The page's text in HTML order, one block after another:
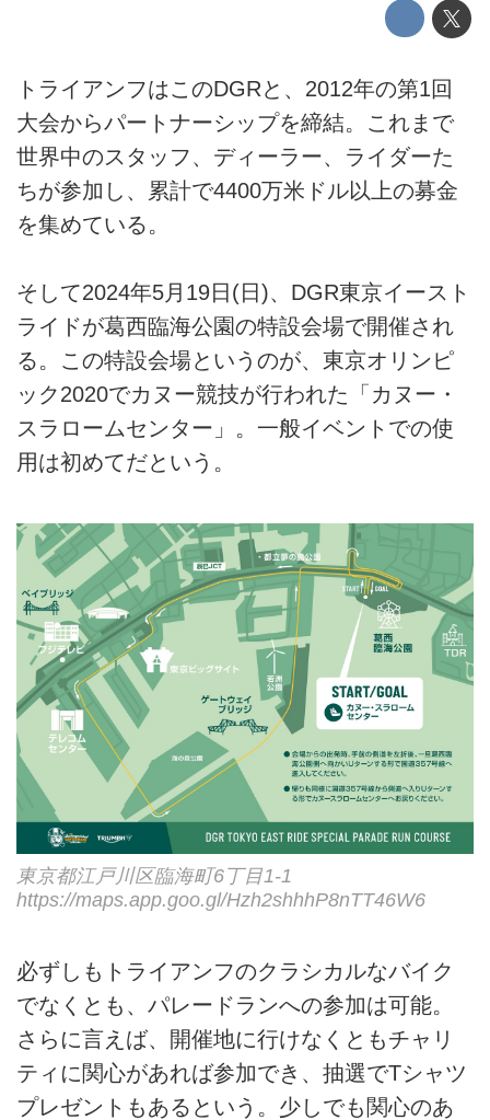
トライアンフはこのDGRと、2012年の第1回
大会からパートナーシップを締結。これまで
世界中のスタッフ、ディーラー、ライダーた
ちが参加し、累計で4400万米ドル以上の募金
を集めている。
そして2024年5月19日(日)、DGR東京イースト
ライドが葛西臨海公園の特設会場で開催され
る。この特設会場というのが、東京オリンピ
ック2020でカヌー競技が行われた「カヌー・
スラロームセンター」。一般イベントでの使
用は初めてだという。
東京都江戸川区臨海町6丁目1-1
https://maps.app.goo.gl/Hzh2shhhP8nTT46W6
必ずしもトライアンフのクラシカルなバイク
でなくとも、パレードランへの参加は可能。
さらに言えば、開催地に行けなくともチャリ
ティに関心があれば参加でき、抽選でTシャツ
プレゼントもあるという。少しでも関心のあ